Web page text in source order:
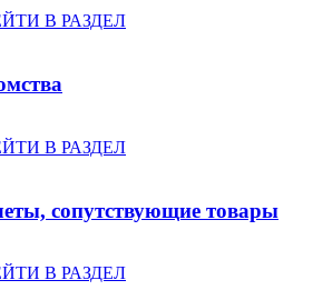
В РАЗДЕЛ
В РАЗДЕЛ
сопутствующие товары
В РАЗДЕЛ